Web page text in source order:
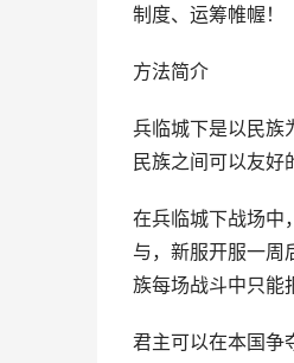
制度、运筹帷幄！
方法简介
兵临城下是以民族
民族之间可以友好
在兵临城下战场中
与，新服开服一周
族每场战斗中只能
君主可以在本国争